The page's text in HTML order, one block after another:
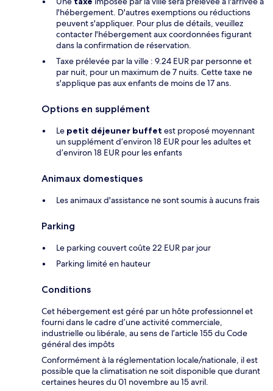
l'hébergement. D'autres exemptions ou réductions
peuvent s'appliquer. Pour plus de détails, veuillez
contacter l'hébergement aux coordonnées figurant
dans la confirmation de réservation.
Taxe prélevée par la ville : 9.24 EUR par personne et
par nuit, pour un maximum de 7 nuits. Cette taxe ne
s'applique pas aux enfants de moins de 17 ans.
Options en supplément
Le petit déjeuner buffet est proposé moyennant
un supplément d’environ 18 EUR pour les adultes et
d’environ 18 EUR pour les enfants
Animaux domestiques
Les animaux d'assistance ne sont soumis à aucuns frais
Parking
Le parking couvert coûte 22 EUR par jour
Parking limité en hauteur
Conditions
Cet hébergement est géré par un hôte professionnel et
fourni dans le cadre d’une activité commerciale,
industrielle ou libérale, au sens de l’article 155 du Code
général des impôts
Conformément à la réglementation locale/nationale, il est
possible que la climatisation ne soit disponible que durant
certaines heures du 01 novembre au 15 avril.